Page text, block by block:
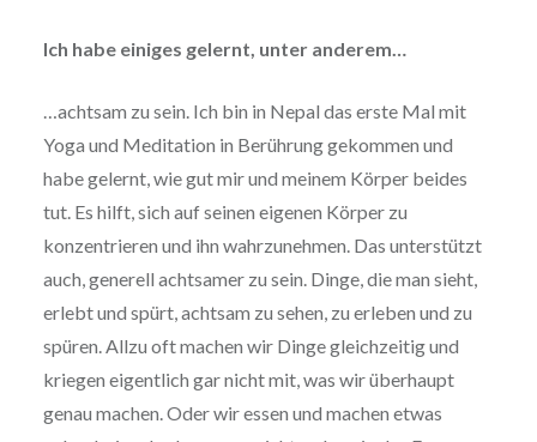
Ich habe einiges gelernt, unter anderem…
…achtsam zu sein. Ich bin in Nepal das erste Mal mit
Yoga und Meditation in Berührung gekommen und
habe gelernt, wie gut mir und meinem Körper beides
tut. Es hilft, sich auf seinen eigenen Körper zu
konzentrieren und ihn wahrzunehmen. Das unterstützt
auch, generell achtsamer zu sein. Dinge, die man sieht,
erlebt und spürt, achtsam zu sehen, zu erleben und zu
spüren. Allzu oft machen wir Dinge gleichzeitig und
kriegen eigentlich gar nicht mit, was wir überhaupt
genau machen. Oder wir essen und machen etwas